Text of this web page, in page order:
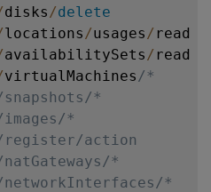
disks /delete
locations /usages / read
availabilitySets / read
virtualMachines /*
snapshots/*
*
register/action
*
networkInterfaces/*